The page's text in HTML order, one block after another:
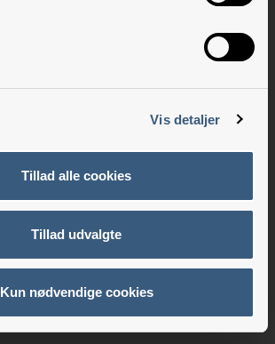
Vis detaljer
Tillad alle cookies
Tillad udvalgte
Kun nødvendige cookies